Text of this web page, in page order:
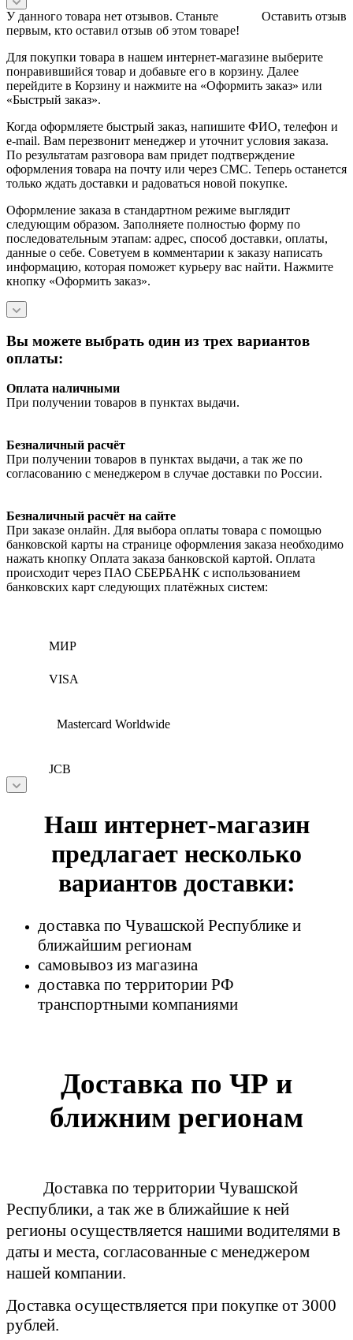
Оставить отзыв
У данного товара нет отзывов. Станьте
первым, кто оставил отзыв об этом товаре!
Для покупки товара в нашем интернет-магазине выберите
понравившийся товар и добавьте его в корзину. Далее
перейдите в Корзину и нажмите на «Оформить заказ» или
«Быстрый заказ».
Когда оформляете быстрый заказ, напишите ФИО, телефон и
e-mail. Вам перезвонит менеджер и уточнит условия заказа.
По результатам разговора вам придет подтверждение
оформления товара на почту или через СМС. Теперь останется
только ждать доставки и радоваться новой покупке.
Оформление заказа в стандартном режиме выглядит
следующим образом. Заполняете полностью форму по
последовательным этапам: адрес, способ доставки, оплаты,
данные о себе. Советуем в комментарии к заказу написать
информацию, которая поможет курьеру вас найти. Нажмите
кнопку «Оформить заказ».
Вы можете выбрать один из трех вариантов
оплаты:
Оплата наличными
При получении товаров в пунктах выдачи.
Безналичный расчёт
При получении товаров в пунктах выдачи, а так же по
согласованию с менеджером в случае доставки по России.
Безналичный расчёт на сайте
При заказе онлайн. Для выбора оплаты товара с помощью
банковской карты на странице оформления заказа необходимо
нажать кнопку Оплата заказа банковской картой. Оплата
происходит через ПАО СБЕРБАНК с использованием
банковских карт следующих платёжных систем:
МИР
VISA
Mastercard Worldwide
JCB
Наш интернет-магазин
предлагает несколько
вариантов доставки:
доставка по Чувашской Республике и
ближайшим регионам
самовывоз из магазина
доставка по территории РФ
транспортными компаниями
Доставка по ЧР и
ближним регионам
Доставка по территории Чувашской
Республики, а так же в ближайшие к ней
регионы осуществляется нашими водителями в
даты и места, согласованные с менеджером
нашей компании.
Доставка осуществляется при покупке от 3000
рублей.